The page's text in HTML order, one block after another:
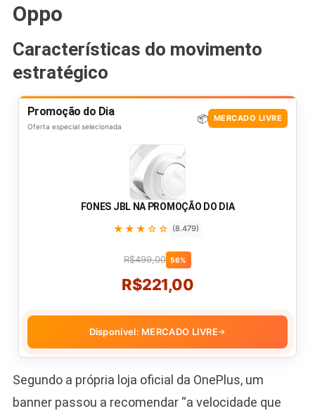
Oppo
Características do movimento
estratégico
Promoção do Dia
Oferta especial selecionada
📦 MERCADO LIVRE
FONES JBL NA PROMOÇÃO DO DIA
★★★☆☆ (8.479)
R$499,00 56%
R$221,00
Disponível: MERCADO LIVRE→
Segundo a própria loja oficial da OnePlus, um
banner passou a recomendar “a velocidade que